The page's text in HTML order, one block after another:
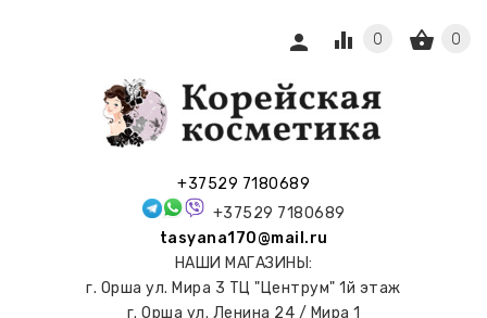
+37529 7180689
+37529 7180689
tasyana170@mail.ru
НАШИ МАГАЗИНЫ:
г. Орша ул. Мира 3 ТЦ "Центрум" 1й этаж
г. Орша ул. Ленина 24 / Мира 1
person shopping_basket 0
equalizer 0